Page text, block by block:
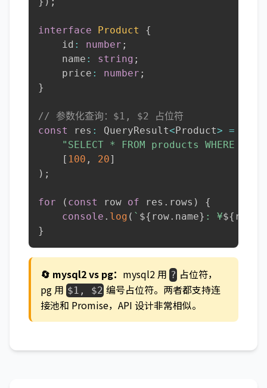
interface Product
{
    id
: number ;
    name
: string ;
    price
: number ;
}
// 参数化查询：$1, $2 占位符
const
res : QueryResult<Product> =
"SELECT * FROM products WHERE
[ 100 , 20]
) ;
for ( const row of res . rows )
{
console . log ( ` ${ row. name} : ¥${ row
}
🔄 mysql2 vs pg： mysql2 用 ? 占位符，
pg 用 $1, $2 编号占位符。两者都支持连
接池和 Promise，API 设计非常相似。